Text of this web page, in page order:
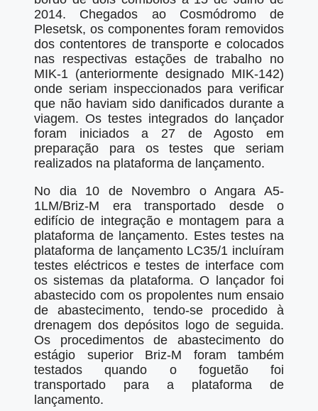
2014. Chegados ao Cosmódromo de
Plesetsk, os componentes foram removidos
dos contentores de transporte e colocados
nas respectivas estações de trabalho no
MIK-1 (anteriormente designado MIK-142)
onde seriam inspeccionados para verificar
que não haviam sido danificados durante a
viagem. Os testes integrados do lançador
foram iniciados a 27 de Agosto em
preparação para os testes que seriam
realizados na plataforma de lançamento.
No dia 10 de Novembro o Angara A5-
1LM/Briz-M era transportado desde o
edifício de integração e montagem para a
plataforma de lançamento. Estes testes na
plataforma de lançamento LC35/1 incluíram
testes eléctricos e testes de interface com
os sistemas da plataforma. O lançador foi
abastecido com os propolentes num ensaio
de abastecimento, tendo-se procedido à
drenagem dos depósitos logo de seguida.
Os procedimentos de abastecimento do
estágio superior Briz-M foram também
testados quando o foguetão foi
transportado para a plataforma de
lançamento.